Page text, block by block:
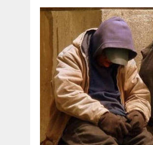
6 AGOSTO 2026 | LUCE E GAS, PREZZI IN AUMENTO A